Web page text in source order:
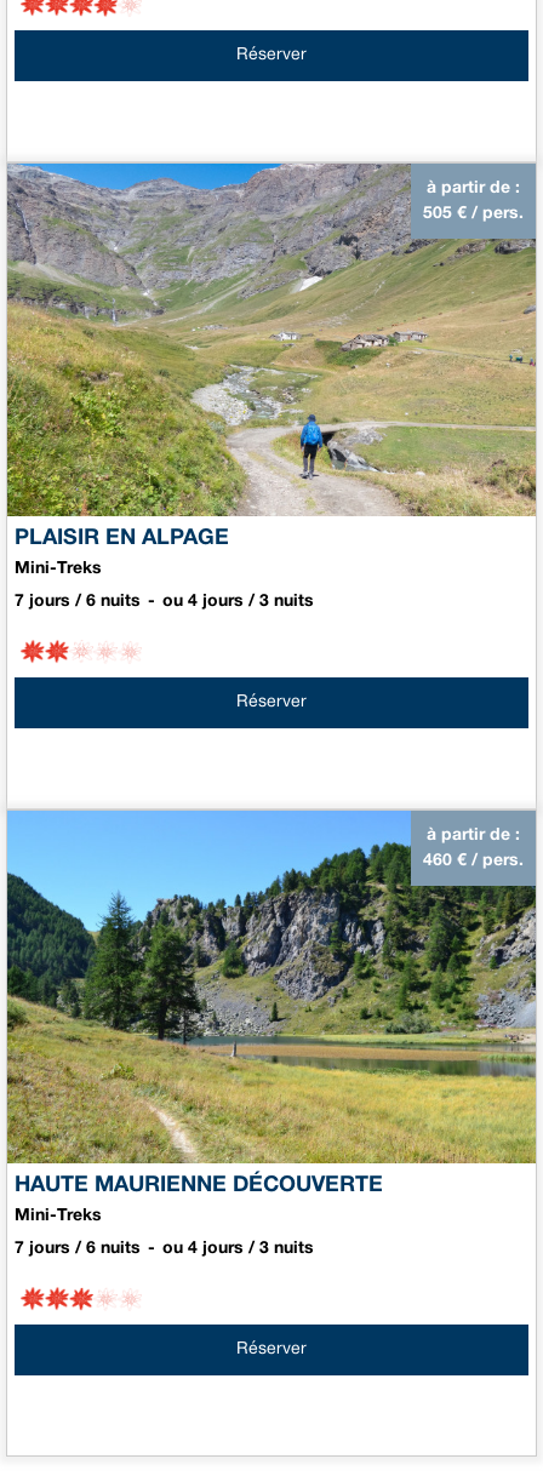
Réserver
PLAISIR EN ALPAGE
Mini-Treks
à partir de :
505 € / pers.
7 jours / 6 nuits ou 4 jours / 3 nuits
Réserver
HAUTE MAURIENNE DÉCOUVERTE
Mini-Treks
à partir de :
460 € / pers.
7 jours / 6 nuits ou 4 jours / 3 nuits
Réserver